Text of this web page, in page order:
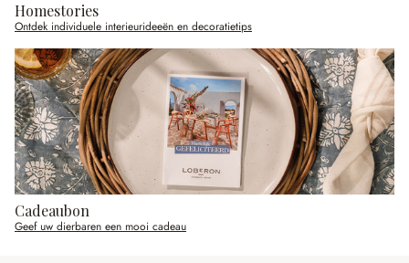
Homestories
Ontdek individuele interieurideeën en decoratietips
Cadeaubon
Geef uw dierbaren een mooi cadeau